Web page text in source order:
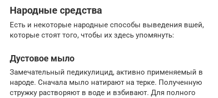
Народные средства
Есть и некоторые народные способы выведения вшей,
которые стоят того, чтобы их здесь упомянуть:
Дустовое мыло
Замечательный педикулицид, активно применяемый в
народе. Сначала мыло натирают на терке. Полученную
стружку растворяют в воде и взбивают. Для полного